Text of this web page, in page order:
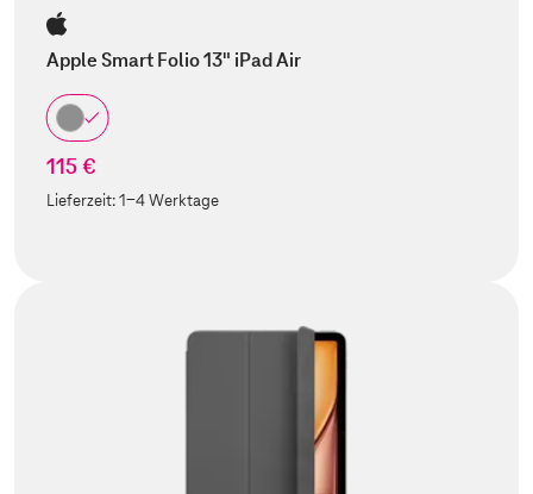
Apple Smart Folio 13" iPad Air
115 €
Lieferzeit:1-4 Werktage